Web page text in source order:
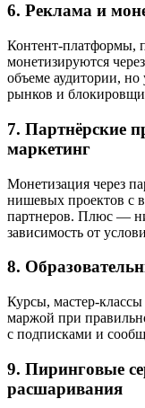
6. Реклама и
Контент-платформы,
монетизируются
объеме аудитории,
рынков и
7. Партнёрские
маркетинг
Монетизация через
нишевых проектов с
партнеров. Плюс —
зависимость от
8.
Курсы, мастер-
маржой при
с подписками и
9. Пиринговые
расшаривания